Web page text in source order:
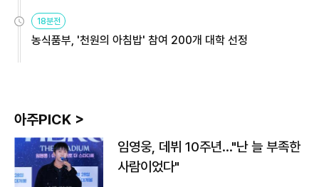
원
18분전
농식품부, '천원의 아침밥' 참여 200개 대학 선정
아주PICK >
임영웅, 데뷔 10주년…"난 늘 부족한
사람이었다"